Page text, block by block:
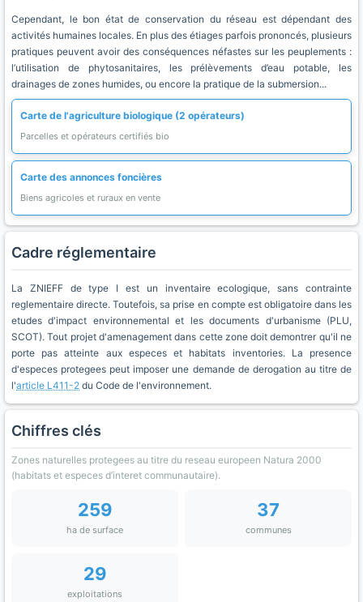
Cependant, le bon état de conservation du réseau est dépendant des
activités humaines locales. En plus des étiages parfois prononcés, plusieurs
pratiques peuvent avoir des conséquences néfastes sur les peuplements :
l’utilisation de phytosanitaires, les prélèvements d’eau potable, les
drainages de zones humides, ou encore la pratique de la submersion...
Carte de l'agriculture biologique (2 opérateurs)
Parcelles et opérateurs certifiés bio
Carte des annonces foncières
Biens agricoles et ruraux en vente
Cadre réglementaire
La ZNIEFF de type I est un inventaire ecologique, sans contrainte
reglementaire directe. Toutefois, sa prise en compte est obligatoire dans les
etudes d'impact environnemental et les documents d'urbanisme (PLU,
SCOT). Tout projet d'amenagement dans cette zone doit demontrer qu'il ne
porte pas atteinte aux especes et habitats inventories. La presence
d'especes protegees peut imposer une demande de derogation au titre de
l'article L411-2 du Code de l'environnement.
Chiffres clés
Zones naturelles protegees au titre du reseau europeen Natura 2000
(habitats et especes d’interet communautaire).
259
ha de surface
37
communes
29
exploitations